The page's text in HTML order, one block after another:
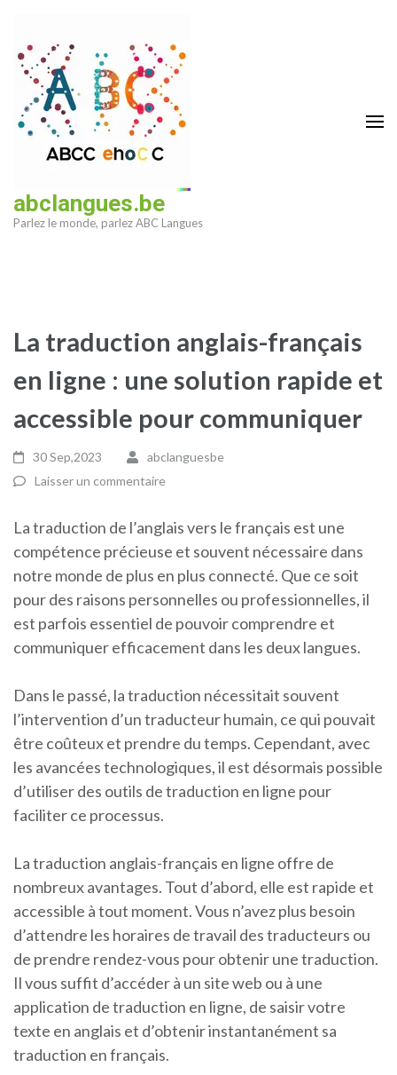
contenu
(Pressez
Entrée)
abclangues.be
Parlez le monde, parlez ABC Langues
La traduction anglais-français
en ligne : une solution rapide et
accessible pour communiquer
30 Sep,2023
abclanguesbe
Laisser un commentaire
La traduction de l’anglais vers le français est une
compétence précieuse et souvent nécessaire dans
notre monde de plus en plus connecté. Que ce soit
pour des raisons personnelles ou professionnelles, il
est parfois essentiel de pouvoir comprendre et
communiquer efficacement dans les deux langues.
Dans le passé, la traduction nécessitait souvent
l’intervention d’un traducteur humain, ce qui pouvait
être coûteux et prendre du temps. Cependant, avec
les avancées technologiques, il est désormais possible
d’utiliser des outils de traduction en ligne pour
faciliter ce processus.
La traduction anglais-français en ligne offre de
nombreux avantages. Tout d’abord, elle est rapide et
accessible à tout moment. Vous n’avez plus besoin
d’attendre les horaires de travail des traducteurs ou
de prendre rendez-vous pour obtenir une traduction.
Il vous suffit d’accéder à un site web ou à une
application de traduction en ligne, de saisir votre
texte en anglais et d’obtenir instantanément sa
traduction en français.